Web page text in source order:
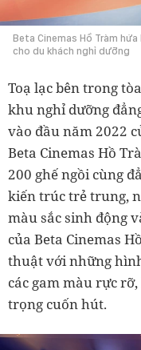
Beta Cinemas Hồ Tràm
cho du khách nghỉ dưỡng
Toạ lạc bên trong
khu nghỉ dưỡng
vào đầu năm 2022
Beta Cinemas Hồ
200 ghế ngồi cùng
kiến trúc trẻ trung,
màu sắc sinh động
của Beta Cinemas
thuật với những
các gam màu rực
trọng cuốn hút.